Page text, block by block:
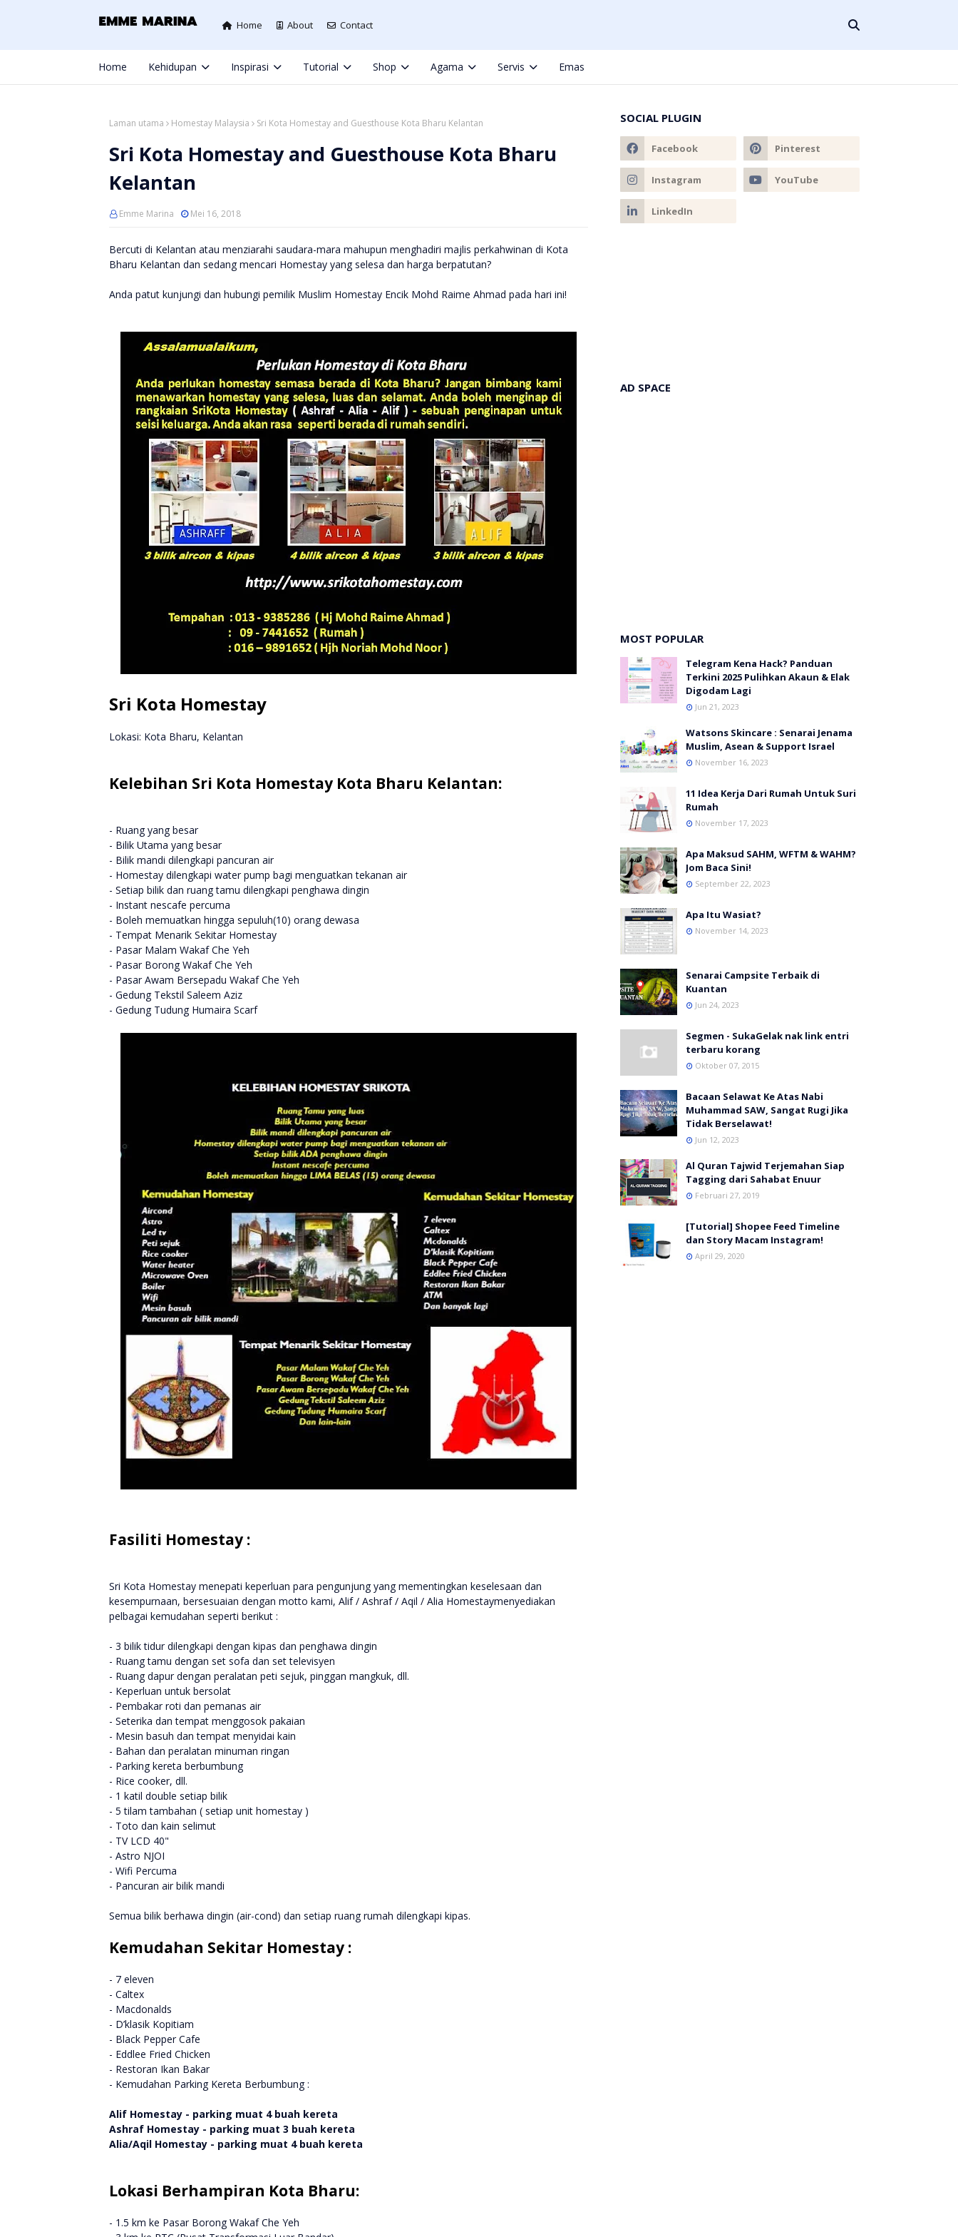
Home About Contact
Home Kehidupan Inspirasi Tutorial Shop Agama Servis Emas
Laman utama Homestay Malaysia Sri Kota Homestay and Guesthouse Kota Bharu Kelantan
Sri Kota Homestay and Guesthouse Kota Bharu
Kelantan
Emme Marina Mei 16, 2018
Bercuti di Kelantan atau menziarahi saudara-mara mahupun menghadiri majlis perkahwinan di Kota
Bharu Kelantan dan sedang mencari Homestay yang selesa dan harga berpatutan?
Anda patut kunjungi dan hubungi pemilik Muslim Homestay Encik Mohd Raime Ahmad pada hari ini!
Sri Kota Homestay
Lokasi: Kota Bharu, Kelantan
Kelebihan Sri Kota Homestay Kota Bharu Kelantan:
- Ruang yang besar
- Bilik Utama yang besar
- Bilik mandi dilengkapi pancuran air
- Homestay dilengkapi water pump bagi menguatkan tekanan air
- Setiap bilik dan ruang tamu dilengkapi penghawa dingin
- Instant nescafe percuma
- Boleh memuatkan hingga sepuluh(10) orang dewasa
- Tempat Menarik Sekitar Homestay
- Pasar Malam Wakaf Che Yeh
- Pasar Borong Wakaf Che Yeh
- Pasar Awam Bersepadu Wakaf Che Yeh
- Gedung Tekstil Saleem Aziz
- Gedung Tudung Humaira Scarf
Fasiliti Homestay :
Sri Kota Homestay menepati keperluan para pengunjung yang mementingkan keselesaan dan
kesempurnaan, bersesuaian dengan motto kami, Alif / Ashraf / Aqil / Alia Homestaymenyediakan
pelbagai kemudahan seperti berikut :
- 3 bilik tidur dilengkapi dengan kipas dan penghawa dingin
- Ruang tamu dengan set sofa dan set televisyen
- Ruang dapur dengan peralatan peti sejuk, pinggan mangkuk, dll.
- Keperluan untuk bersolat
- Pembakar roti dan pemanas air
- Seterika dan tempat menggosok pakaian
- Mesin basuh dan tempat menyidai kain
- Bahan dan peralatan minuman ringan
- Parking kereta berbumbung
- Rice cooker, dll.
- 1 katil double setiap bilik
- 5 tilam tambahan ( setiap unit homestay )
- Toto dan kain selimut
- TV LCD 40"
- Astro NJOI
- Wifi Percuma
- Pancuran air bilik mandi
Semua bilik berhawa dingin (air-cond) dan setiap ruang rumah dilengkapi kipas.
Kemudahan Sekitar Homestay :
- 7 eleven
- Caltex
- Macdonalds
- D’klasik Kopitiam
- Black Pepper Cafe
- Eddlee Fried Chicken
- Restoran Ikan Bakar
- Kemudahan Parking Kereta Berbumbung :
Alif Homestay - parking muat 4 buah kereta
Ashraf Homestay - parking muat 3 buah kereta
Alia/Aqil Homestay - parking muat 4 buah kereta
Lokasi Berhampiran Kota Bharu:
- 1.5 km ke Pasar Borong Wakaf Che Yeh
SOCIAL PLUGIN
AD SPACE
MOST POPULAR
Telegram Kena Hack? Panduan
Terkini 2025 Pulihkan Akaun & Elak
Digodam Lagi
Jun 21, 2023
Watsons Skincare : Senarai Jenama
Muslim, Asean & Support Israel
November 16, 2023
11 Idea Kerja Dari Rumah Untuk Suri
Rumah
November 17, 2023
Apa Maksud SAHM, WFTM & WAHM?
Jom Baca Sini!
September 22, 2023
Apa Itu Wasiat?
November 14, 2023
Senarai Campsite Terbaik di
Kuantan
Jun 24, 2023
Segmen - SukaGelak nak link entri
terbaru korang
Oktober 07, 2015
Bacaan Selawat Ke Atas Nabi
Muhammad SAW, Sangat Rugi Jika
Tidak Berselawat!
Jun 12, 2023
Al Quran Tajwid Terjemahan Siap
Tagging dari Sahabat Enuur
Februari 27, 2019
[Tutorial] Shopee Feed Timeline
dan Story Macam Instagram!
April 29, 2020